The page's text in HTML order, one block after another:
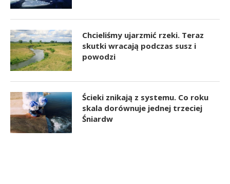
Chcieliśmy ujarzmić rzeki. Teraz
skutki wracają podczas susz i
powodzi
Ścieki znikają z systemu. Co roku
skala dorównuje jednej trzeciej
Śniardw